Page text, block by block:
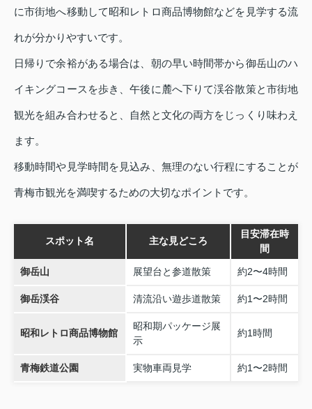
に市街地へ移動して昭和レトロ商品博物館などを見学する流
れが分かりやすいです。
日帰りで余裕がある場合は、朝の早い時間帯から御岳山のハ
イキングコースを歩き、午後に麓へ下りて渓谷散策と市街地
観光を組み合わせると、自然と文化の両方をじっくり味わえ
ます。
移動時間や見学時間を見込み、無理のない行程にすることが
青梅市観光を満喫するための大切なポイントです。
スポット名 主な見どころ
目安滞在時
間
御岳山 展望台と参道散策 約2〜4時間
御岳渓谷 清流沿い遊歩道散策 約1〜2時間
昭和レトロ商品博物館
昭和期パッケージ展
示
約1時間
青梅鉄道公園 実物車両見学 約1〜2時間